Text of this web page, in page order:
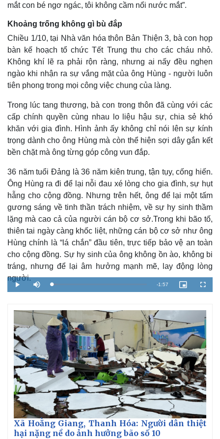
Pháp luật
Tin nóng
Tư vấn luật
Quân sự - Quốc phòng
Việt Nam
Phân tích
mắt con bé ngơ ngác, tôi không cầm nổi nước mắt”.
Khoảng trống không gì bù đắp
Chiều 1/10, tại Nhà văn hóa thôn Bản Thiện 3, bà con họp
bàn kế hoạch tổ chức Tết Trung thu cho các cháu nhỏ.
Không khí lẽ ra phải rộn ràng, nhưng ai nấy đều nghẹn
ngào khi nhận ra sự vắng mặt của ông Hùng - người luôn
tiên phong trong mọi công việc chung của làng.
Trong lúc tang thương, bà con trong thôn đã cùng với các
cấp chính quyền cùng nhau lo liệu hậu sự, chia sẻ khó
khăn với gia đình. Hình ảnh ấy không chỉ nói lên sự kính
trọng dành cho ông Hùng mà còn thể hiện sợi dây gắn kết
bền chặt mà ông từng góp công vun đắp.
36 năm tuổi Đảng là 36 năm kiên trung, tận tụy, cống hiến.
Ông Hùng ra đi để lại nỗi đau xé lòng cho gia đình, sự hụt
hẫng cho cộng đồng. Nhưng trên hết, ông để lại một tấm
gương sáng về tinh thần trách nhiệm, về sự hy sinh thầm
lặng mà cao cả của người cán bộ cơ sở.Trong khi bão tố,
thiên tai ngày càng khốc liệt, những cán bộ cơ sở như ông
Hùng chính là “lá chắn” đầu tiên, trực tiếp bảo vệ an toàn
cho cộng đồng. Sự hy sinh của ông không ồn ào, không bi
tráng, nhưng để lại âm hưởng mạnh mẽ, lay động lòng
người.
P
l
M
u
L
o
d
:
.
1
2
%
R
m
a
i
n
n
i
-1:57
P
i
r
-
-
P
i
c
t
u
r
e
F
u
c
e
e
Xã Hoằng Giang, Thanh Hóa: Người dân thiệt
hại nặng nề do ảnh hưởng bão số 10